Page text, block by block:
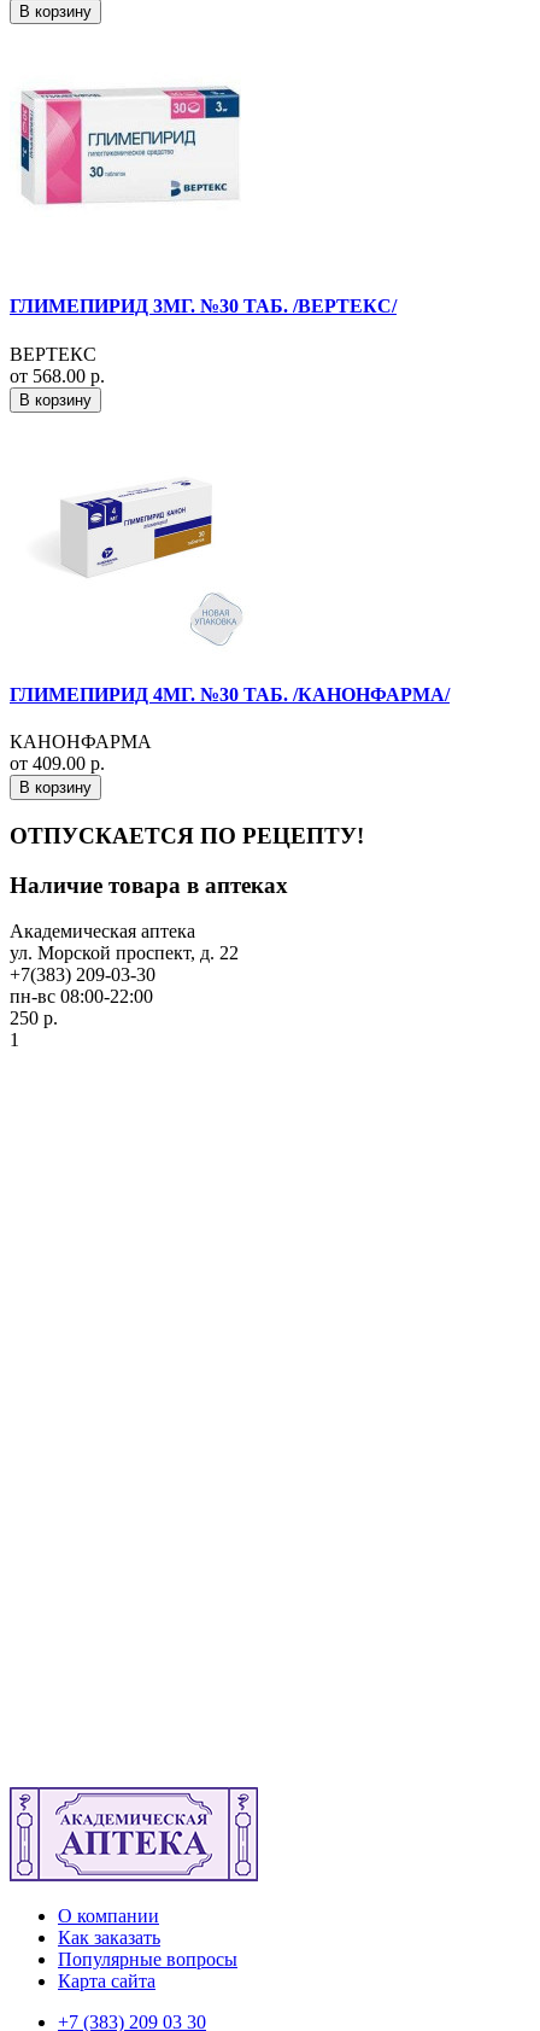
В корзину
ГЛИМЕПИРИД 3МГ. №30 ТАБ. /ВЕРТЕКС/
ВЕРТЕКС
от 568.00 р.
В корзину
ГЛИМЕПИРИД 4МГ. №30 ТАБ. /КАНОНФАРМА/
КАНОНФАРМА
от 409.00 р.
В корзину
ОТПУСКАЕТСЯ ПО РЕЦЕПТУ!
Наличие товара в аптеках
Академическая аптека
ул. Морской проспект, д. 22
+7(383) 209-03-30
пн-вс 08:00-22:00
250 р.
1
О компании
Как заказать
Популярные вопросы
Карта сайта
+7 (383) 209 03 30